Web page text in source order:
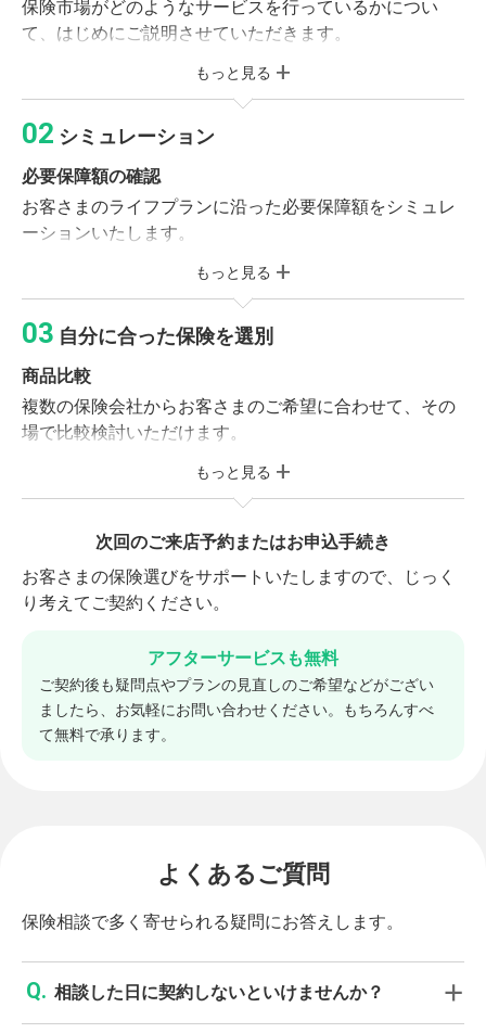
保険市場がどのようなサービスを行っているかについ
て、はじめにご説明させていただきます。
個人情報同意書・受付カードへのご記入をお願いいたし
ます。
ライフプランニング
お客さまの加入目的、収入、財産やご家族構成などをお
伺いします。
※現在ご加入の保険がある方
ご加入中の保険証券または契約内容が確認できる資料
をお持ちください。
保険診断サービス（無料）
相談前に保険市場の「folderアプリ」に保険証券
を保存していただくと、オプションで保険診断サ
ービスをご利用いただけます。 加入している保険
険の見直しができ相談時間の短縮にもなります。
もっと見る
シミュレーション
必要保障額の確認
お客さまのライフプランに沿った必要保障額をシミュレ
ーションいたします。
保険の基本形や社会保障制度をご確認いただき、お客さ
まに合った保障プランを作成いたします。
もっと見る
自分に合った保険を選別
商品比較
複数の保険会社からお客さまのご希望に合わせて、その
場で比較検討いただけます。
お客さまのご予算やご希望に合わせてプランの調整を行
います。気に入った商品をお選びください。
もっと見る
次回のご来店予約またはお申込手続き
お客さまの保険選びをサポートいたしますので、じっく
り考えてご契約ください。
アフターサービスも無料
ご契約後も疑問点やプランの見直しのご希望などがござい
ましたら、お気軽にお問い合わせください。もちろんすべ
て無料で承ります。
よくあるご質問
保険相談で多く寄せられる疑問にお答えします。
相談した日に契約しないといけませんか？